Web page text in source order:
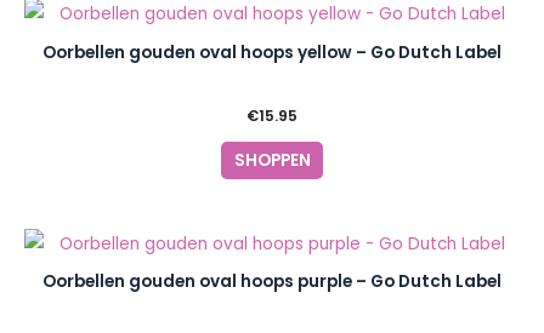
Oorbellen gouden oval hoops yellow – Go Dutch Label
€15.95
SHOPPEN
Oorbellen gouden oval hoops purple – Go Dutch Label